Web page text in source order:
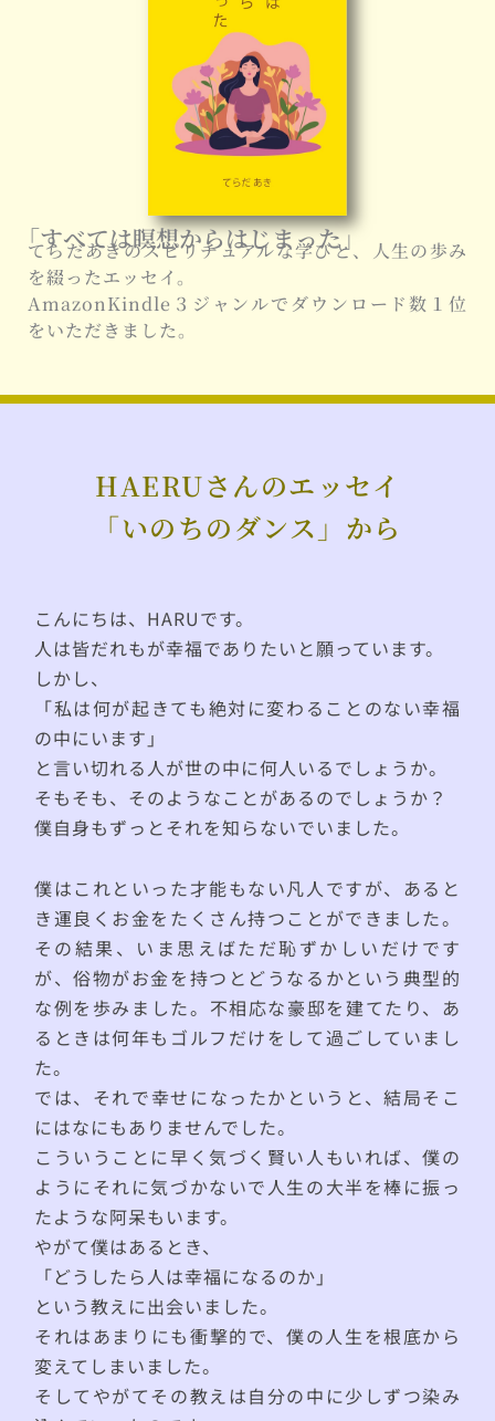
「すべては瞑想からはじまった」
てらだあきのスピリチュアルな学びと、人生の歩み
を綴ったエッセイ。
AmazonKindle３ジャンルでダウンロード数１位
をいただきました。
HAERUさんのエッセイ
「いのちのダンス」から
こんにちは、HARUです。
人は皆だれもが幸福でありたいと願っています。
しかし、
「私は何が起きても絶対に変わることのない幸福
の中にいます」
と言い切れる人が世の中に何人いるでしょうか。
そもそも、そのようなことがあるのでしょうか？
僕自身もずっとそれを知らないでいました。
僕はこれといった才能もない凡人ですが、あると
き運良くお金をたくさん持つことができました。
その結果、いま思えばただ恥ずかしいだけです
が、俗物がお金を持つとどうなるかという典型的
な例を歩みました。不相応な豪邸を建てたり、あ
るときは何年もゴルフだけをして過ごしていまし
た。
では、それで幸せになったかというと、結局そこ
にはなにもありませんでした。
こういうことに早く気づく賢い人もいれば、僕の
ようにそれに気づかないで人生の大半を棒に振っ
たような阿呆もいます。
やがて僕はあるとき、
「どうしたら人は幸福になるのか」
という教えに出会いました。
それはあまりにも衝撃的で、僕の人生を根底から
変えてしまいました。
そしてやがてその教えは自分の中に少しずつ染み